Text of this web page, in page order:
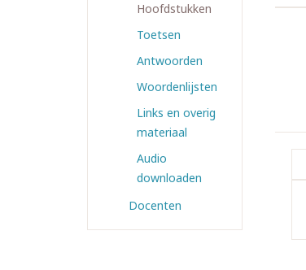
Hoofdstukken
Toetsen
Antwoorden
Woordenlijsten
Links en overig
materiaal
Audio
downloaden
Docenten